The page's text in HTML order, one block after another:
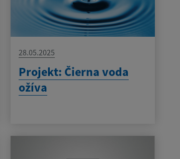
28.05.2025
Projekt: Čierna voda
ožíva